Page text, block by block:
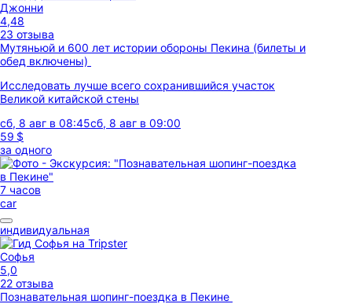
Джонни
4,48
23 отзыва
Мутяньюй и 600 лет истории обороны Пекина (билеты и
обед включены)
Исследовать лучше всего сохранившийся участок
Великой китайской стены
сб, 8 авг в 08:45сб, 8 авг в 09:00
59 $
за одного
7 часов
car
индивидуальная
Софья
5,0
22 отзыва
Познавательная шопинг-поездка в Пекине